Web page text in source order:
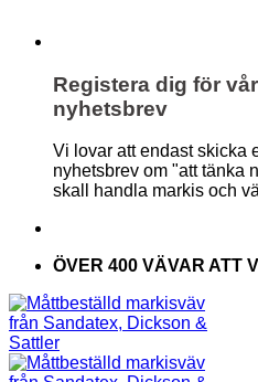
Registera dig för
nyhetsbrev
Vi lovar att endast skicka
nyhetsbrev om "att tänka
skall handla markis och
ÖVER 400 VÄVAR ATT